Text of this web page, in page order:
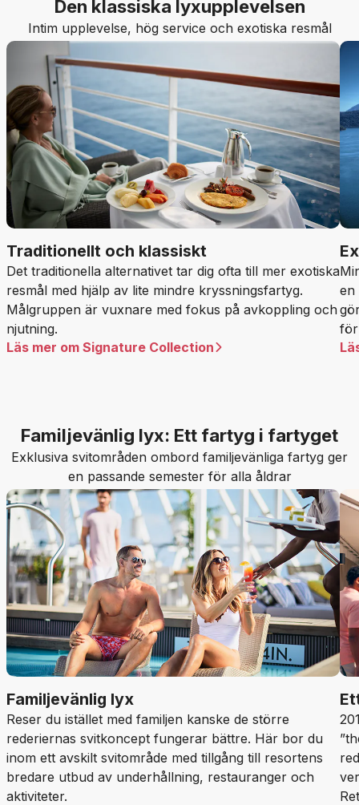
Den klassiska lyxupplevelsen
Intim upplevelse, hög service och exotiska resmål
Traditionellt och klassiskt
Det traditionella alternativet tar dig ofta till mer exotiska
resmål med hjälp av lite mindre kryssningsfartyg.
Målgruppen är vuxnare med fokus på avkoppling och
njutning.
Läs mer om Signature Collection
en
Familjevänlig lyx: Ett fartyg i fartyget
Exklusiva svitområden ombord familjevänliga fartyg ger
en passande semester för alla åldrar
Familjevänlig lyx
Reser du istället med familjen kanske de större
rederiernas svitkoncept fungerar bättre. Här bor du
inom ett avskilt svitområde med tillgång till resortens
bredare utbud av underhållning, restauranger och
aktiviteter.